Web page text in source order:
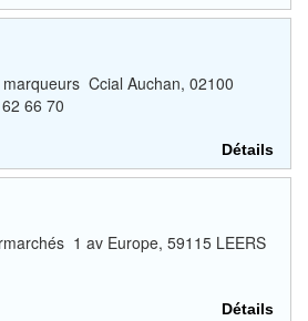
Ccial Auchan, 02100
66 70
Détails
1 av Europe, 59115 LEERS
Détails